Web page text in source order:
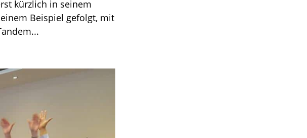
kürzlich in seinem
Beispiel gefolgt, mit